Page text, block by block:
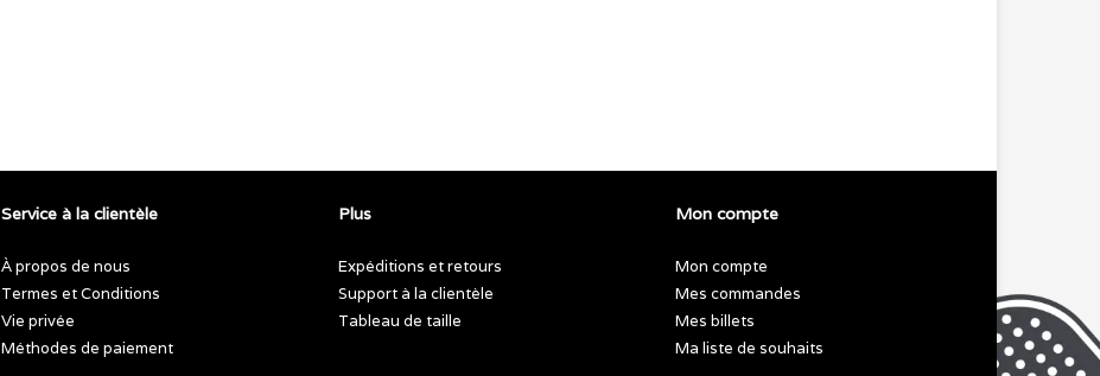
Service à la clientèle
À propos de nous
Termes et Conditions
Vie privée
Méthodes de paiement
Plus
Expéditions et retours
Support à la clientèle
Tableau de taille
Mon compte
Mon compte
Mes commandes
Mes billets
Ma liste de souhaits